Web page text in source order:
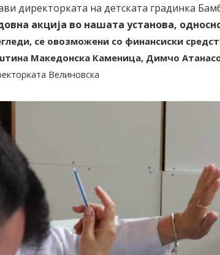
директорката на детската градинка
акција во нашата установа,
се овозможени со финансиски
Македонска Каменица, Димчо
Велиновска